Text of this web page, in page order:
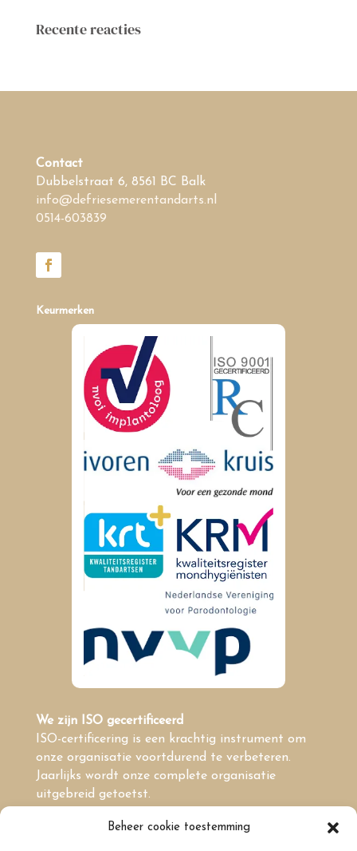
Beheer cookie toestemming
Recente reacties
Contact
Dubbelstraat 6, 8561 BC Balk
info@defriesemerentandarts.nl
0514-603839
Keurmerken
We zijn ISO gecertificeerd
ISO-certificering is een krachtig instrument om
onze organisatie voortdurend te verbeteren.
Jaarlijks wordt onze complete organisatie
uitgebreid getoetst.